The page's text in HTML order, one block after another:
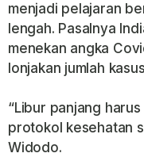
menjadi pelajaran
lengah. Pasalnya
menekan angka
lonjakan jumlah
“Libur panjang
protokol kesehatan
Widodo.